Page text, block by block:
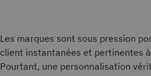
Les marques sont sous pression
client instantanées et pertinentes
Pourtant, une personnalisation